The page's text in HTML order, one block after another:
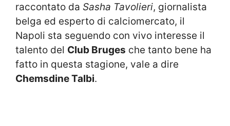
raccontato da Sasha Tavolieri, giornalista
belga ed esperto di calciomercato, il
Napoli sta seguendo con vivo interesse il
talento del Club Bruges che tanto bene ha
fatto in questa stagione, vale a dire
Chemsdine Talbi.